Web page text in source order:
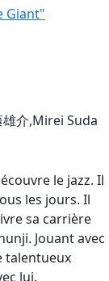
Giant"
介,Mirei Suda
le jazz. Il
les jours. Il
sa carrière
Jouant avec
talentueux
lui.